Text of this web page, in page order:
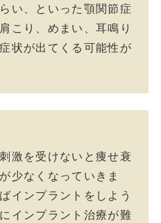
い、といった顎関節症
こり、めまい、耳鳴り
状が出てくる可能性が
激を受けないと痩せ衰
少なくなっていきま
インプラントをしよう
インプラント治療が難